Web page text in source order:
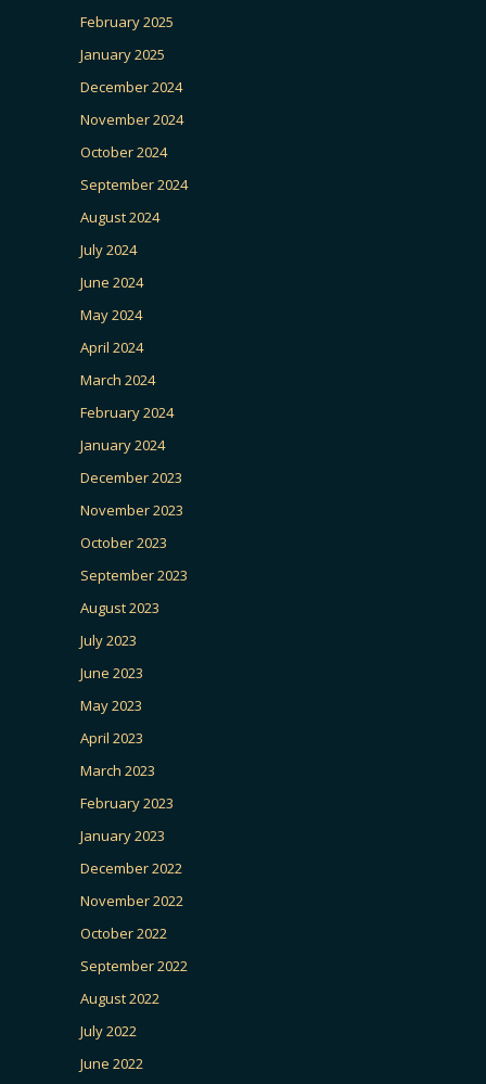
February 2025
January 2025
December 2024
November 2024
October 2024
September 2024
August 2024
July 2024
June 2024
May 2024
April 2024
March 2024
February 2024
January 2024
December 2023
November 2023
October 2023
September 2023
August 2023
July 2023
June 2023
May 2023
April 2023
March 2023
February 2023
January 2023
December 2022
November 2022
October 2022
September 2022
August 2022
July 2022
June 2022